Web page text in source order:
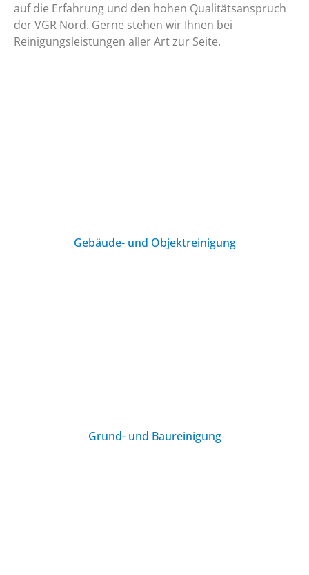
auf die Erfahrung und den hohen Qualitätsanspruch
der VGR Nord. Gerne stehen wir Ihnen bei
Reinigungsleistungen aller Art zur Seite.
Gebäude- und Objektreinigung
Grund- und Baureinigung